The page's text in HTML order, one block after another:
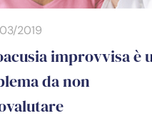
2019
improvvisa è
da non